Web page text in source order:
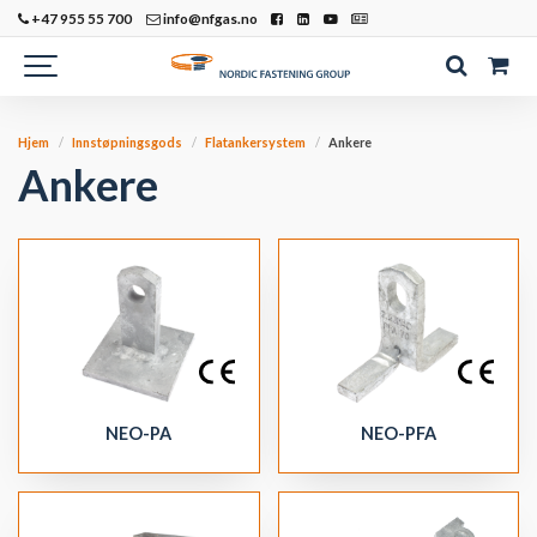
+47 955 55 700 info@nfgas.no
Hjem Innstøpningsgods Flatankersystem Ankere
Ankere
NEO-PA NEO-PFA